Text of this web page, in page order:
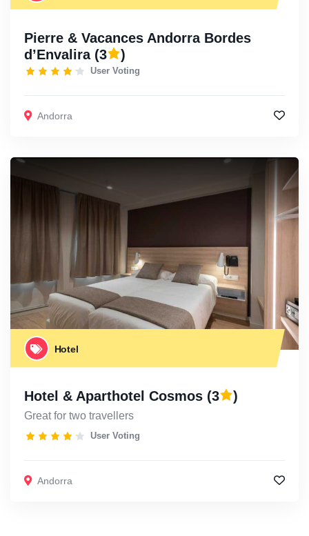
Pierre & Vacances Andorra Bordes
d’Envalira(3 )
User Voting
Andorra
Hotel
Hotel & Aparthotel Cosmos (3 )
Great for two travellers
User Voting
Andorra